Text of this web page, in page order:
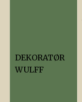
DEKORATØR
WULFF